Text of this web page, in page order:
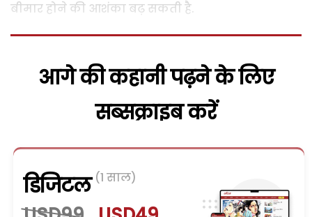
बीमार होने की आशंका बढ़ सकती है.
आगे की कहानी पढ़ने के लिए
सब्सक्राइब करें
डिजिटल (1 साल)